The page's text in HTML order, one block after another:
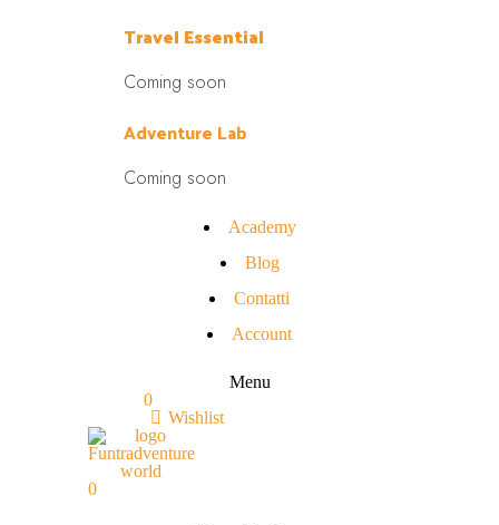
Travel Essential
Coming soon
Adventure Lab
Coming soon
Academy
Blog
Contatti
Account
Menu
0
Wishlist
0